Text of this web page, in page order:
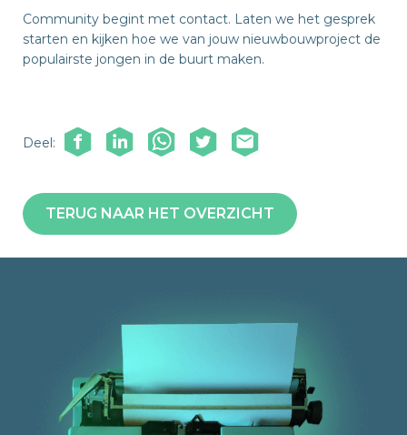
Community begint met contact. Laten we het gesprek
starten en kijken hoe we van jouw nieuwbouwproject de
populairste jongen in de buurt maken.
Deel:
TERUG NAAR HET OVERZICHT